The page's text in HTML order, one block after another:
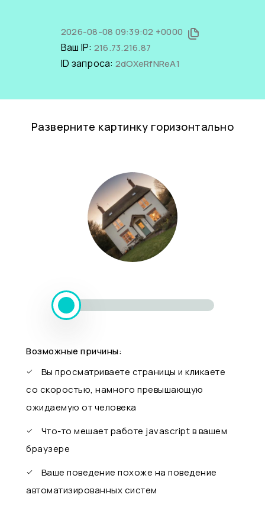
2026-08-08 09:39:02 +0000
Ваш IP: 216.73.216.87
ID запроса: 2dOXeRfNReA1
Разверните картинку горизонтально
Возможные причины:
Вы просматриваете страницы и кликаете
со скоростью, намного превышающую
ожидаемую от человека
Что-то мешает работе javascript в вашем
браузере
Ваше поведение похоже на поведение
автоматизированных систем